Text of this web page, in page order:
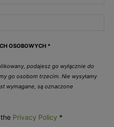
OSOBOWYCH *
podajesz go wyłącznie do
go osobom trzecim. Nie wysyłamy
wymagane, są oznaczone
Privacy Policy *